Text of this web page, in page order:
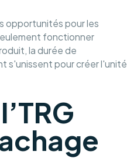
opportunités pour les
fonctionner
la durée de
s'unissent pour créer l'unité